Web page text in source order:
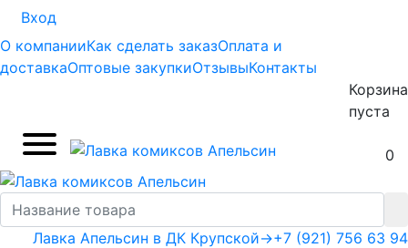
Вход
О компанииКак сделать заказОплата и
доставкаОптовые закупкиОтзывыКонтакты
Корзина
пуста
0
+7 (921) 756 63 94
Лавка Апельсин в ДК Крупской→